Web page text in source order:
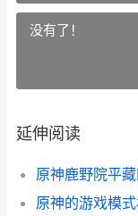
没有了！
延伸阅读
原神的游戏模